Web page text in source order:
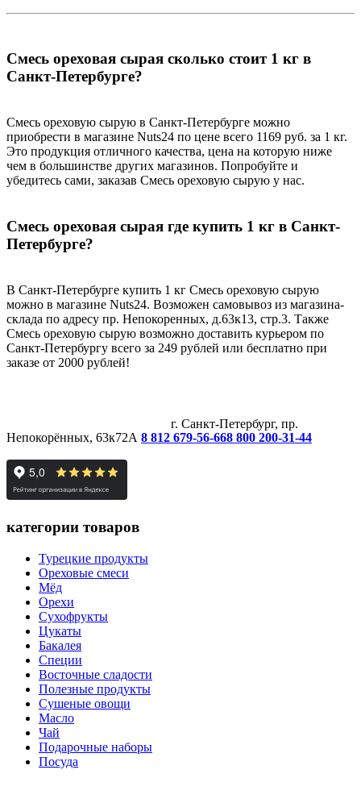
Смесь ореховая сырая сколько стоит 1 кг в
Санкт-Петербурге?
Смесь ореховую сырую в Санкт-Петербурге можно
приобрести в магазине Nuts24 по цене всего 1169 руб. за 1 кг.
Это продукция отличного качества, цена на которую ниже
чем в большинстве других магазинов. Попробуйте и
убедитесь сами, заказав Смесь ореховую сырую у нас.
Смесь ореховая сырая где купить 1 кг в Санкт-
Петербурге?
В Санкт-Петербурге купить 1 кг Смесь ореховую сырую
можно в магазине Nuts24. Возможен самовывоз из магазина-
склада по адресу пр. Непокоренных, д.63к13, стр.3. Также
Смесь ореховую сырую возможно доставить курьером по
Санкт-Петербургу всего за 249 рублей или бесплатно при
заказе от 2000 рублей!
г. Санкт-Петербург, пр.
Непокорённых, 63к72А 8 812 679-56-668 800 200-31-44
категории товаров
Турецкие продукты
Ореховые смеси
Мёд
Орехи
Сухофрукты
Цукаты
Бакалея
Специи
Восточные сладости
Полезные продукты
Сушеные овощи
Масло
Чай
Подарочные наборы
Посуда